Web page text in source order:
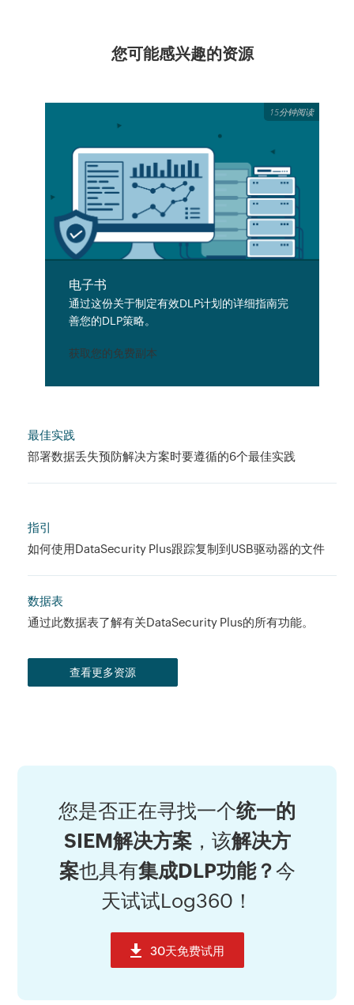
您可能感兴趣的资源
15分钟阅读
电子书
通过这份关于制定有效DLP计划的详细指南完
善您的DLP策略。
获取您的免费副本
最佳实践
部署数据丢失预防解决方案时要遵循的6个最佳实践
指引
如何使用DataSecurity Plus跟踪复制到USB驱动器的文件
数据表
通过此数据表了解有关DataSecurity Plus的所有功能。
查看更多资源
您是否正在寻找一个统一的
SIEM解决方案，该解决方
案也具有集成DLP功能？今
天试试Log360！
30天免费试用